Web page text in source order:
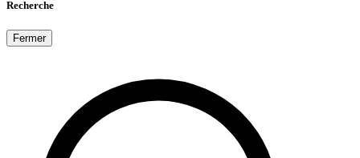
Recherche
Fermer